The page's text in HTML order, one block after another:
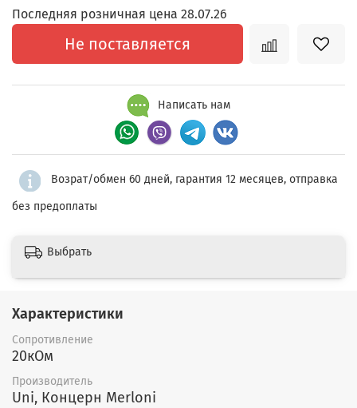
Последняя розничная цена 28.07.26
Не поставляется
Написать нам
Возрат/обмен 60 дней, гарантия 12 месяцев, отправка
без предоплаты
Выбрать
Характеристики
Сопротивление
20кОм
Производитель
Uni, Концерн Merloni